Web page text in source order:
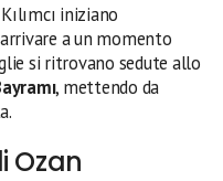
iniziano
a un momento
si ritrovano sedute allo
, mettendo da
Ozan